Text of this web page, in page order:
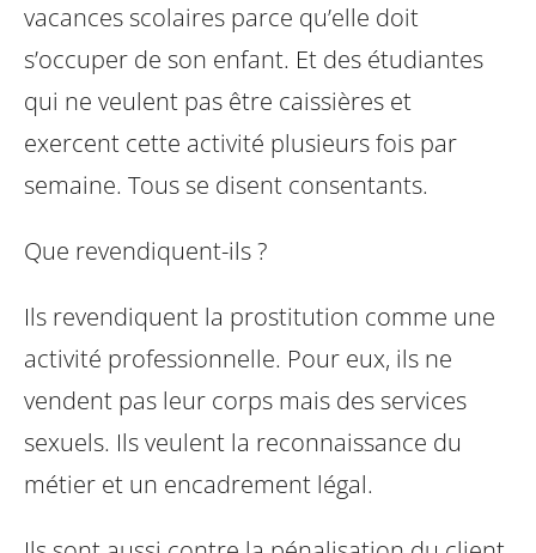
vacances scolaires parce qu’elle doit
s’occuper de son enfant. Et des étudiantes
qui ne veulent pas être caissières et
exercent cette activité plusieurs fois par
semaine. Tous se disent consentants.
Que revendiquent-ils ?
Ils revendiquent la prostitution comme une
activité professionnelle. Pour eux, ils ne
vendent pas leur corps mais des services
sexuels. Ils veulent la reconnaissance du
métier et un encadrement légal.